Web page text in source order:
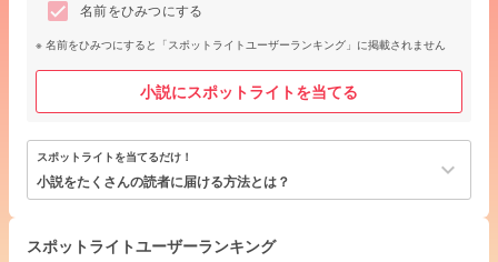
名前をひみつにする
名前をひみつにすると「スポットライトユーザーランキング」に掲載されません
小説にスポットライトを当てる
スポットライトを当てるだけ！
小説をたくさんの読者に届ける方法とは？ keyboard_arrow_down
スポットライトユーザーランキング